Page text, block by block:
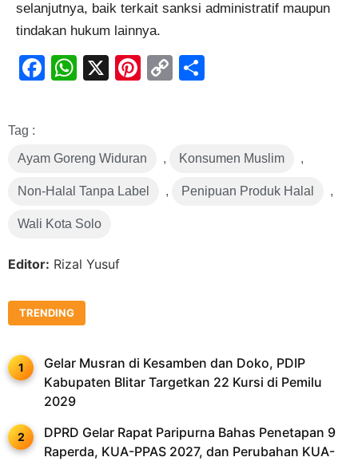
selanjutnya, baik terkait sanksi administratif maupun
tindakan hukum lainnya.
Facebook
WhatsApp
X Pinterest
Copy
Tag :
Ayam Goreng Widuran , Konsumen Muslim ,
Non-Halal Tanpa Label , Penipuan Produk Halal ,
Wali Kota Solo
Editor: Rizal Yusuf
TRENDING
Gelar Musran di Kesamben dan Doko, PDIP
Kabupaten Blitar Targetkan 22 Kursi di Pemilu
2029
DPRD Gelar Rapat Paripurna Bahas Penetapan 9
Raperda, KUA-PPAS 2027, dan Perubahan KUA-